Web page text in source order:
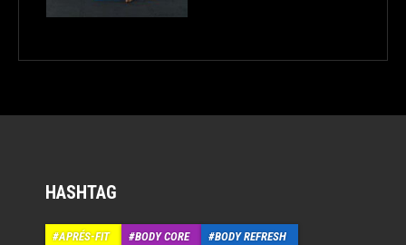
HASHTAG
APRÉS-FIT BODY CORE
BODY REFRESH